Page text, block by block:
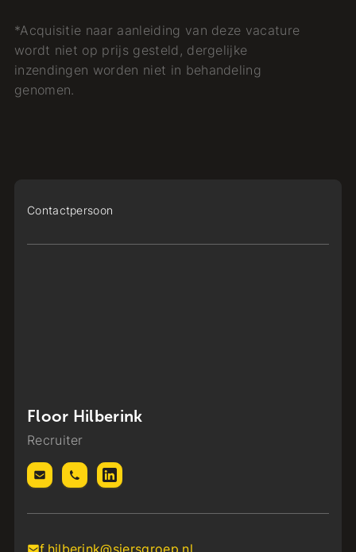
*Acquisitie naar aanleiding van deze vacature
wordt niet op prijs gesteld, dergelijke
inzendingen worden niet in behandeling
genomen.
Contactpersoon
Floor Hilberink
Recruiter
f.hilberink@siersgroep.nl